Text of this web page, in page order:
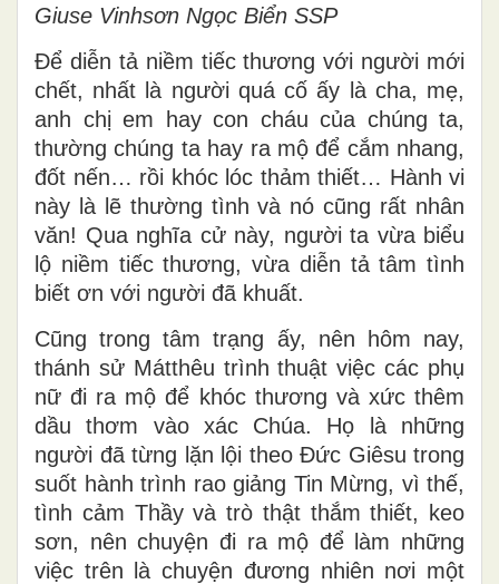
Giuse Vinhsơn Ngọc Biển SSP
Để diễn tả niềm tiếc thương với người mới
chết, nhất là người quá cố ấy là cha, mẹ,
anh chị em hay con cháu của chúng ta,
thường chúng ta hay ra mộ để cắm nhang,
đốt nến… rồi khóc lóc thảm thiết… Hành vi
này là lẽ thường tình và nó cũng rất nhân
văn! Qua nghĩa cử này, người ta vừa biểu
lộ niềm tiếc thương, vừa diễn tả tâm tình
biết ơn với người đã khuất.
Cũng trong tâm trạng ấy, nên hôm nay,
thánh sử Mátthêu trình thuật việc các phụ
nữ đi ra mộ để khóc thương và xức thêm
dầu thơm vào xác Chúa. Họ là những
người đã từng lặn lội theo Đức Giêsu trong
suốt hành trình rao giảng Tin Mừng, vì thế,
tình cảm Thầy và trò thật thắm thiết, keo
sơn, nên chuyện đi ra mộ để làm những
việc trên là chuyện đương nhiên nơi một